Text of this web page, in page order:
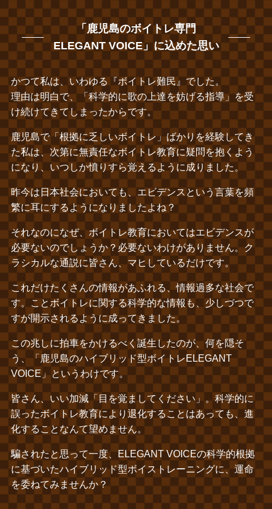
「鹿児島のボイトレ専門
ELEGANT VOICE」に込めた思い
かつて私は、いわゆる『ボイトレ難民』でした。
理由は明白で、「科学的に歌の上達を妨げる指導」を受
け続けてきてしまったからです。
鹿児島で「根拠に乏しいボイトレ」ばかりを経験してき
た私は、次第に無責任なボイトレ教育に疑問を抱くよう
になり、いつしか憤りすら覚えるように成りました。
昨今は日本社会においても、エビデンスという言葉を頻
繁に耳にするようになりましたよね？
それなのになぜ、ボイトレ教育においてはエビデンスが
必要ないのでしょうか？必要ないわけがありません。ク
ラシカルな通説に皆さん、マヒしているだけです。
これだけたくさんの情報があふれる、情報過多な社会で
す。ことボイトレに関する科学的な情報も、少しづつで
すが開示されるように成ってきました。
この兆しに拍車をかけるべく誕生したのが、何を隠そ
う、「鹿児島のハイブリッド型ボイトレELEGANT
VOICE」というわけです。
皆さん、いい加減「目を覚ましてください」。科学的に
誤ったボイトレ教育により退化することはあっても、進
化することなんて望めません。
騙されたと思って一度、ELEGANT VOICEの科学的根拠
に基づいたハイブリッド型ボイストレーニングに、運命
を委ねてみませんか？